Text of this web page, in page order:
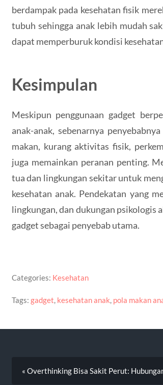
berdampak pada kesehatan fisik
tubuh sehingga anak lebih mudah
dapat memperburuk kondisi
Kesimpulan
Meskipun penggunaan gadget
anak-anak, sebenarnya
makan, kurang aktivitas fisik,
juga memainkan peranan penting.
tua dan lingkungan sekitar untuk
kesehatan anak. Pendekatan yang
lingkungan, dan dukungan psikologis
gadget sebagai penyebab utama.
Categories: Kesehatan
Tags: gadget, kesehatan anak, pola makan
« Overthinking Bisa Sakit Perut: